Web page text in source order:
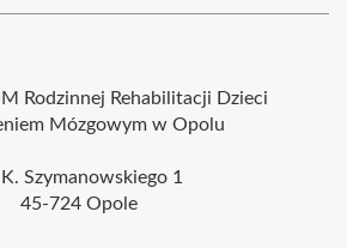
Rodzinnej Rehabilitacji Dzieci
Mózgowym w Opolu
Szymanowskiego 1
45-724 Opole